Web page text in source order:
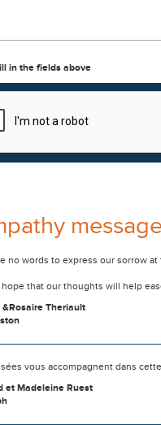
in the fields above
no words to express our sorrow
that our thoughts will help
&Rosaire Theriault
vous accompagnent dans
et Madeleine Ruest